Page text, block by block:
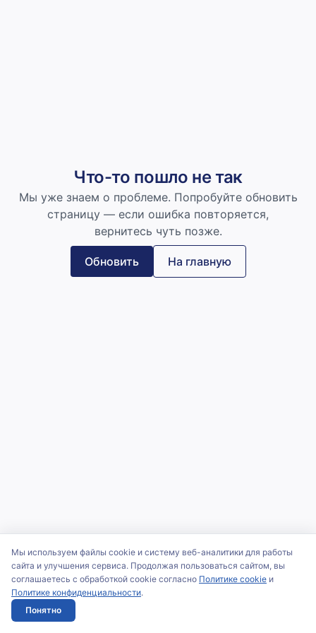
Что-то пошло не так
Мы уже знаем о проблеме. Попробуйте обновить
страницу — если ошибка повторяется,
вернитесь чуть позже.
Обновить На главную
Мы используем файлы cookie и систему веб-аналитики для работы
сайта и улучшения сервиса. Продолжая пользоваться сайтом, вы
соглашаетесь с обработкой cookie согласно Политике cookie и
Политике конфиденциальности.
Понятно